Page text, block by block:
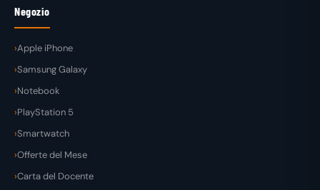
Negozio
Apple iPhone
Samsung Galaxy
Notebook
PlayStation 5
Smartwatch
Offerte del Mese
Carta del Docente